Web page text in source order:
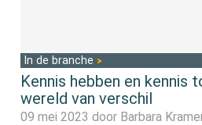
In de branche
Kennis hebben en kennis
wereld van verschil
09 mei 2023 door Barbara